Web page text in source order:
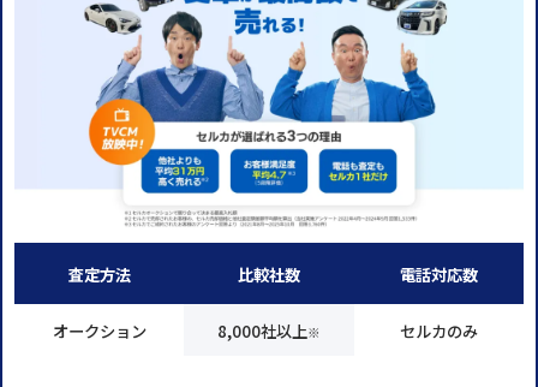
査定方法
オークション
比較社数
8,000社以上※
電話対応数
セルカのみ